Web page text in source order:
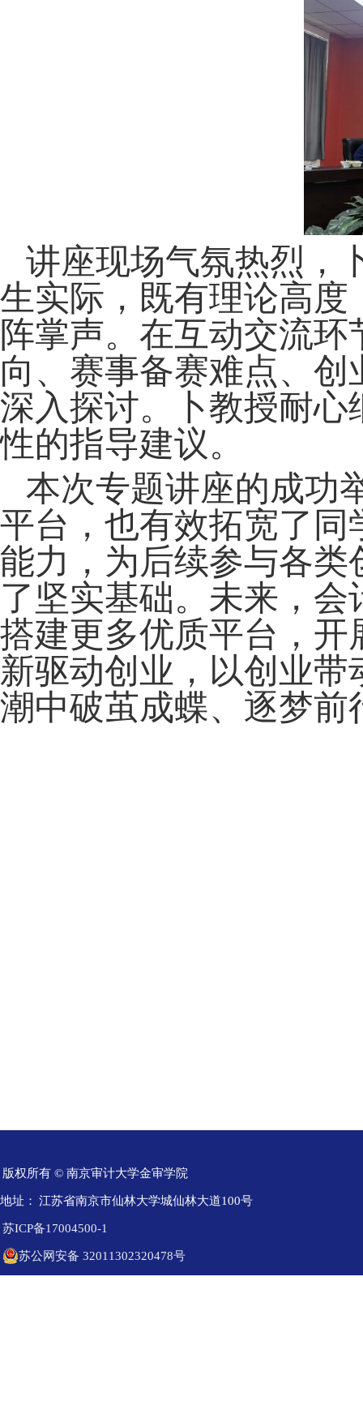
讲座现场气氛热烈，
生实际，既有理论高
阵掌声。在互动交流
向、赛事备赛难点、
深入探讨。卜教授耐
性的指导建议。
本次专题讲座的成功
平台，也有效拓宽了
能力，为后续参与各
了坚实基础。未来，
搭建更多优质平台，
新驱动创业，以创业
潮中破茧成蝶、逐梦前
版权所有 © 南京审计大学金审学院
地址： 江苏省南京市仙林大学城仙林大道100号
苏ICP备17004500-1
苏公网安备 32011302320478号